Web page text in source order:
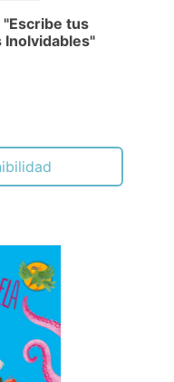
tus
Inolvidables"